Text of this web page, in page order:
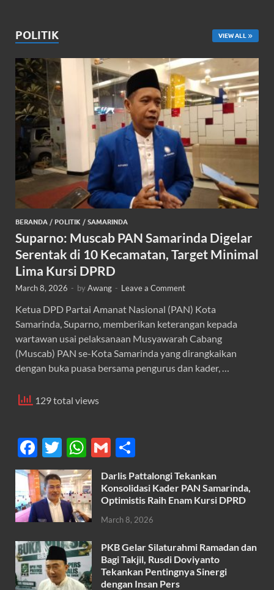
POLITIK VIEW ALL
BERANDA / POLITIK / SAMARINDA
Suparno: Muscab PAN Samarinda Digelar
Serentak di 10 Kecamatan, Target Minimal
Lima Kursi DPRD
March 8, 2026 - byAwang - Leave a Comment
Ketua DPD Partai Amanat Nasional (PAN) Kota
Samarinda, Suparno, memberikan keterangan kepada
wartawan usai pelaksanaan Musyawarah Cabang
(Muscab) PAN se-Kota Samarinda yang dirangkaikan
dengan buka puasa bersama pengurus dan kader, …
129 total views
F
ac
e
b
o
o
k
T
w
itt
er
W
h
at
s
A
p
p
G
m
ail
h
ar
e
Darlis Pattalongi Tekankan
Konsolidasi Kader PAN Samarinda,
Optimistis Raih Enam Kursi DPRD
March 8, 2026
PKB Gelar Silaturahmi Ramadan dan
Bagi Takjil, Rusdi Doviyanto
Tekankan Pentingnya Sinergi
dengan Insan Pers